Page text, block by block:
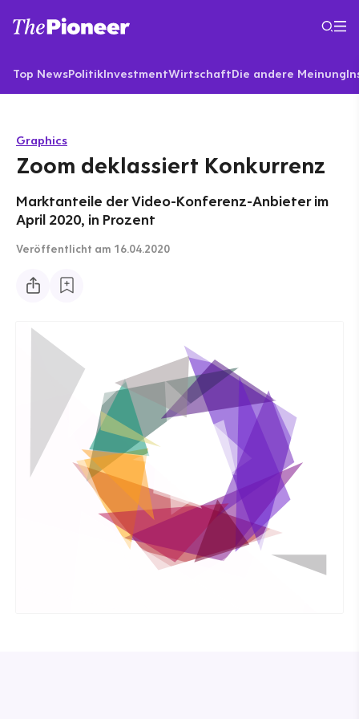
Top NewsPolitikInvestmentWirtschaftDie andere Meinung
Graphics
Zoom deklassiert Konkurrenz
Marktanteile der Video-Konferenz-Anbieter im
April 2020, in Prozent
Veröffentlicht am 16.04.2020